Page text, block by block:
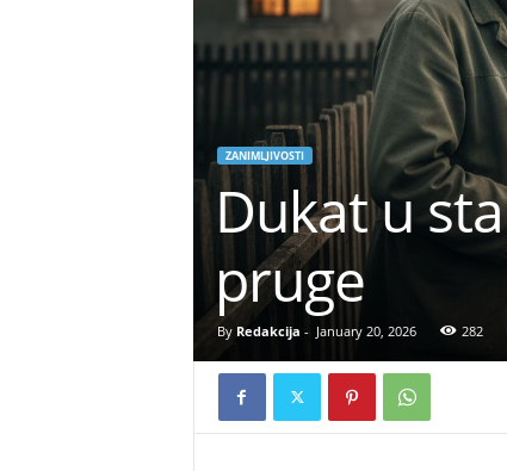
ZANIMLJIVOSTI
Dukat u
pruge
By Redakcija - January 20, 2026 282